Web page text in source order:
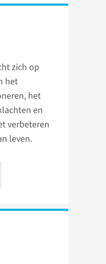
zich op
het
het
en
verbeteren
leven.